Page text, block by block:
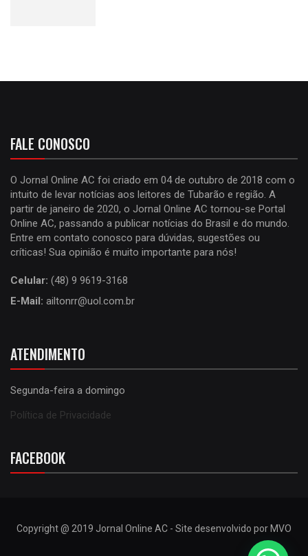
FALE CONOSCO
O Jornal Online AC foi criado em 04 de outubro de 2018 com o
intuito de levar notícias aos leitores de Tubarão e região. A
partir de janeiro de 2020, o Jornal Online AC tornou-se Portal
Online AC, passando a publicar notícias do Brasil e do mundo.
Entre em contato conosco para dúvidas, sugestões ou
críticas! Sua opinião é muito importante para nós!
Celular: (48) 9 9619-3168
E-Mail: ailtonrr@uol.com.br
ATENDIMENTO
Segunda-feira a domingo
Política de Privacidade
FACEBOOK
Copyright @ 2019 Jornal Online AC - Site desenvolvido por MVO